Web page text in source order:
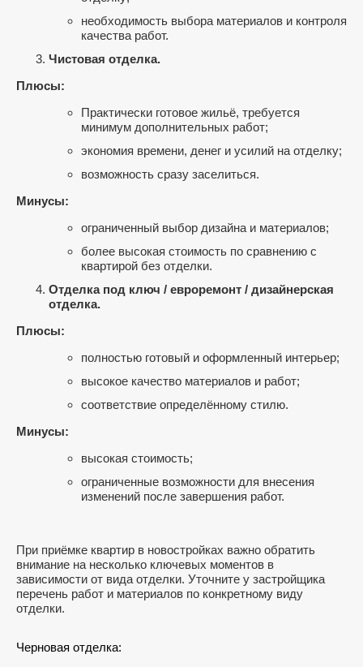
необходимость выбора материалов и контроля
качества работ.
Чистовая отделка.
Плюсы:
Практически готовое жильё, требуется
минимум дополнительных работ;
экономия времени, денег и усилий на отделку;
возможность сразу заселиться.
Минусы:
ограниченный выбор дизайна и материалов;
более высокая стоимость по сравнению с
квартирой без отделки.
Отделка под ключ / евроремонт / дизайнерская
отделка.
Плюсы:
полностью готовый и оформленный интерьер;
высокое качество материалов и работ;
соответствие определённому стилю.
Минусы:
высокая стоимость;
ограниченные возможности для внесения
изменений после завершения работ.
При приёмке квартир в новостройках важно обратить
внимание на несколько ключевых моментов в
зависимости от вида отделки. Уточните у застройщика
перечень работ и материалов по конкретному виду
отделки.
Черновая отделка: